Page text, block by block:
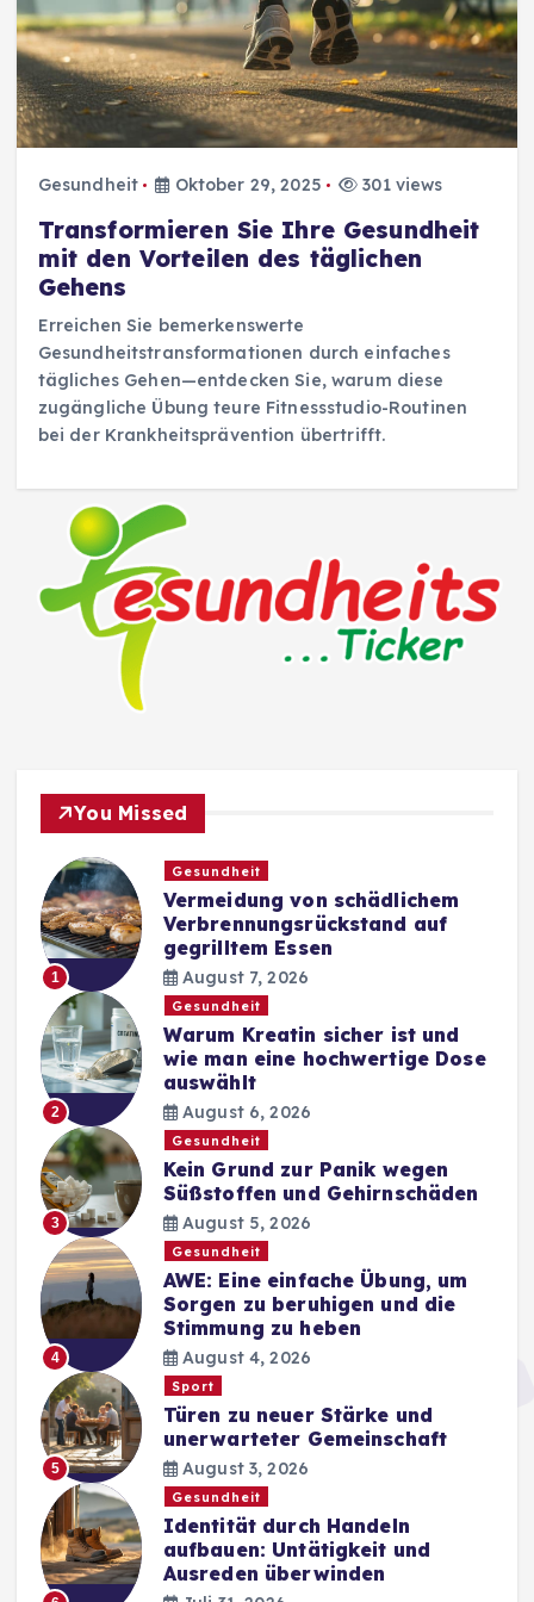
Gesundheit Oktober 29, 2025 301 views
Transformieren Sie Ihre Gesundheit
mit den Vorteilen des täglichen
Gehens
Erreichen Sie bemerkenswerte
Gesundheitstransformationen durch einfaches
tägliches Gehen—entdecken Sie, warum diese
zugängliche Übung teure Fitnessstudio-Routinen
bei der Krankheitsprävention übertrifft.
You Missed
1
Gesundheit
Vermeidung von schädlichem
Verbrennungsrückstand auf
gegrilltem Essen
August 7, 2026
2
Gesundheit
Warum Kreatin sicher ist und
wie man eine hochwertige Dose
auswählt
August 6, 2026
3
Gesundheit
Kein Grund zur Panik wegen
Süßstoffen und Gehirnschäden
August 5, 2026
4
Gesundheit
AWE: Eine einfache Übung, um
Sorgen zu beruhigen und die
Stimmung zu heben
August 4, 2026
5
Sport
Türen zu neuer Stärke und
unerwarteter Gemeinschaft
August 3, 2026
Gesundheit
Identität durch Handeln
aufbauen: Untätigkeit und
Ausreden überwinden